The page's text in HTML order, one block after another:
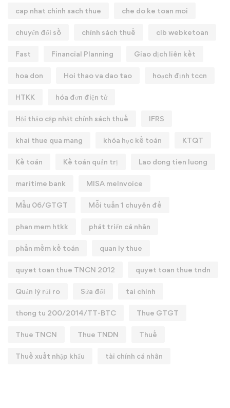
cap nhat chinh sach thue che do ke toan moi
chuyển đổi số chính sách thuế clb webketoan
Fast Financial Planning Giao dịch liên kết
hoa don Hoi thao va dao tao hoạch định tccn
HTKK hóa đơn điện tử
Hội thảo cập nhật chính sách thuế IFRS
khai thue qua mang khóa học kế toán KTQT
Kế toán Kế toán quản trị Lao dong tien luong
maritime bank MISA meInvoice
Mẫu 06/GTGT Mỗi tuần 1 chuyên đề
phan mem htkk phát triển cá nhân
phần mềm kế toán quan ly thue
quyet toan thue TNCN 2012 quyet toan thue tndn
Quản lý rủi ro Sửa đổi tai chinh
thong tu 200/2014/TT-BTC Thue GTGT
Thue TNCN Thue TNDN Thuế
Thuế xuất nhập khẩu tài chính cá nhân